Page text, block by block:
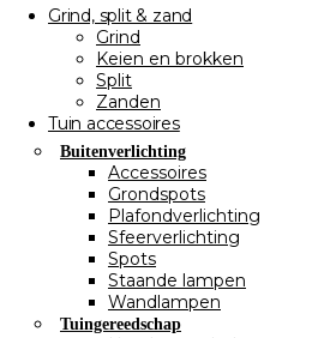
Grind, split & zand
Grind
Keien en brokken
Split
Zanden
Tuin accessoires
Buitenverlichting
Accessoires
Grondspots
Plafondverlichting
Sfeerverlichting
Spots
Staande lampen
Wandlampen
Tuingereedschap